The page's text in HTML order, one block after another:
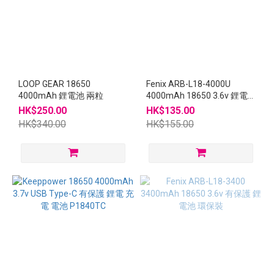
LOOP GEAR 18650
4000mAh 鋰電池 兩粒
HK$250.00
HK$340.00
Fenix ARB-L18-4000U
4000mAh 18650 3.6v 鋰電
池 USB-C Type C充電 連原裝
盒
HK$135.00
HK$155.00